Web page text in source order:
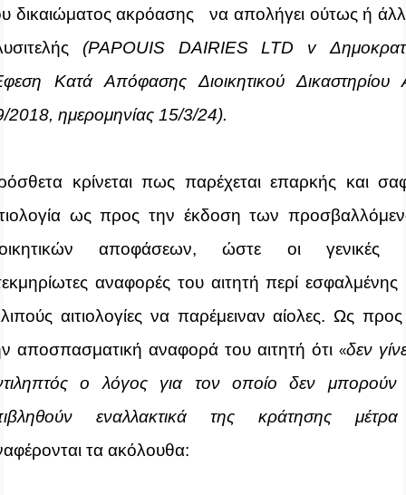
δικαιώματος ακρόασης να απολήγει ούτως ή
(PAPOUIS DAIRIES LTD v
Κατά Απόφασης Διοικητικού Δικαστηρίου
2018, ημερομηνίας 15/3/24).
κρίνεται πως παρέχεται επαρκής και
ως προς την έκδοση των
αποφάσεων, ώστε οι γενικές
αναφορές του αιτητή περί εσφαλμένης
αιτιολογίες να παρέμειναν αίολες. Ως
αποσπασματική αναφορά του αιτητή ότι «δεν
ο λόγος για τον οποίο δεν μπορούν
εναλλακτικά της κράτησης μέτρα
τα ακόλουθα: